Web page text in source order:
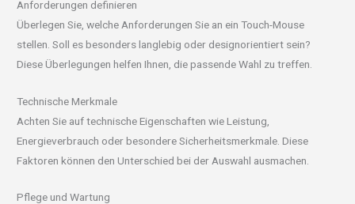
Anforderungen definieren
Überlegen Sie, welche Anforderungen Sie an ein Touch-Mouse
stellen. Soll es besonders langlebig oder designorientiert sein?
Diese Überlegungen helfen Ihnen, die passende Wahl zu treffen.
Technische Merkmale
Achten Sie auf technische Eigenschaften wie Leistung,
Energieverbrauch oder besondere Sicherheitsmerkmale. Diese
Faktoren können den Unterschied bei der Auswahl ausmachen.
Pflege und Wartung